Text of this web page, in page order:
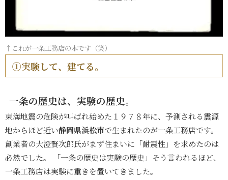
↑これが一条工務店の本です（笑）
➀実験して、建てる。
一条の歴史は、実験の歴史。
東海地震の危険が叫ばれ始めた１９７８年に、予測される震源
地からほど近い静岡県浜松市で生まれたのが一条工務店です。
創業者の大澄賢次郎氏がまず住まいに「耐震性」を求めたのは
必然でした。 「一条の歴史は実験の歴史」そう言われるほど、
一条工務店は実験に重きを置いてきました。